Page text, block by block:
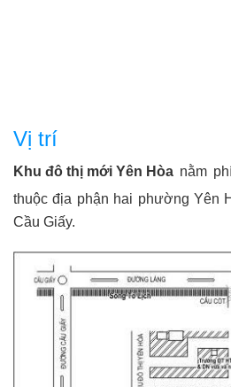
Vị trí
Khu đô thị mới Yên Hòa nằm
thuộc địa phận hai phường Yên
Cầu Giấy.